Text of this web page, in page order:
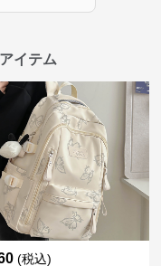
イテム
(税込)